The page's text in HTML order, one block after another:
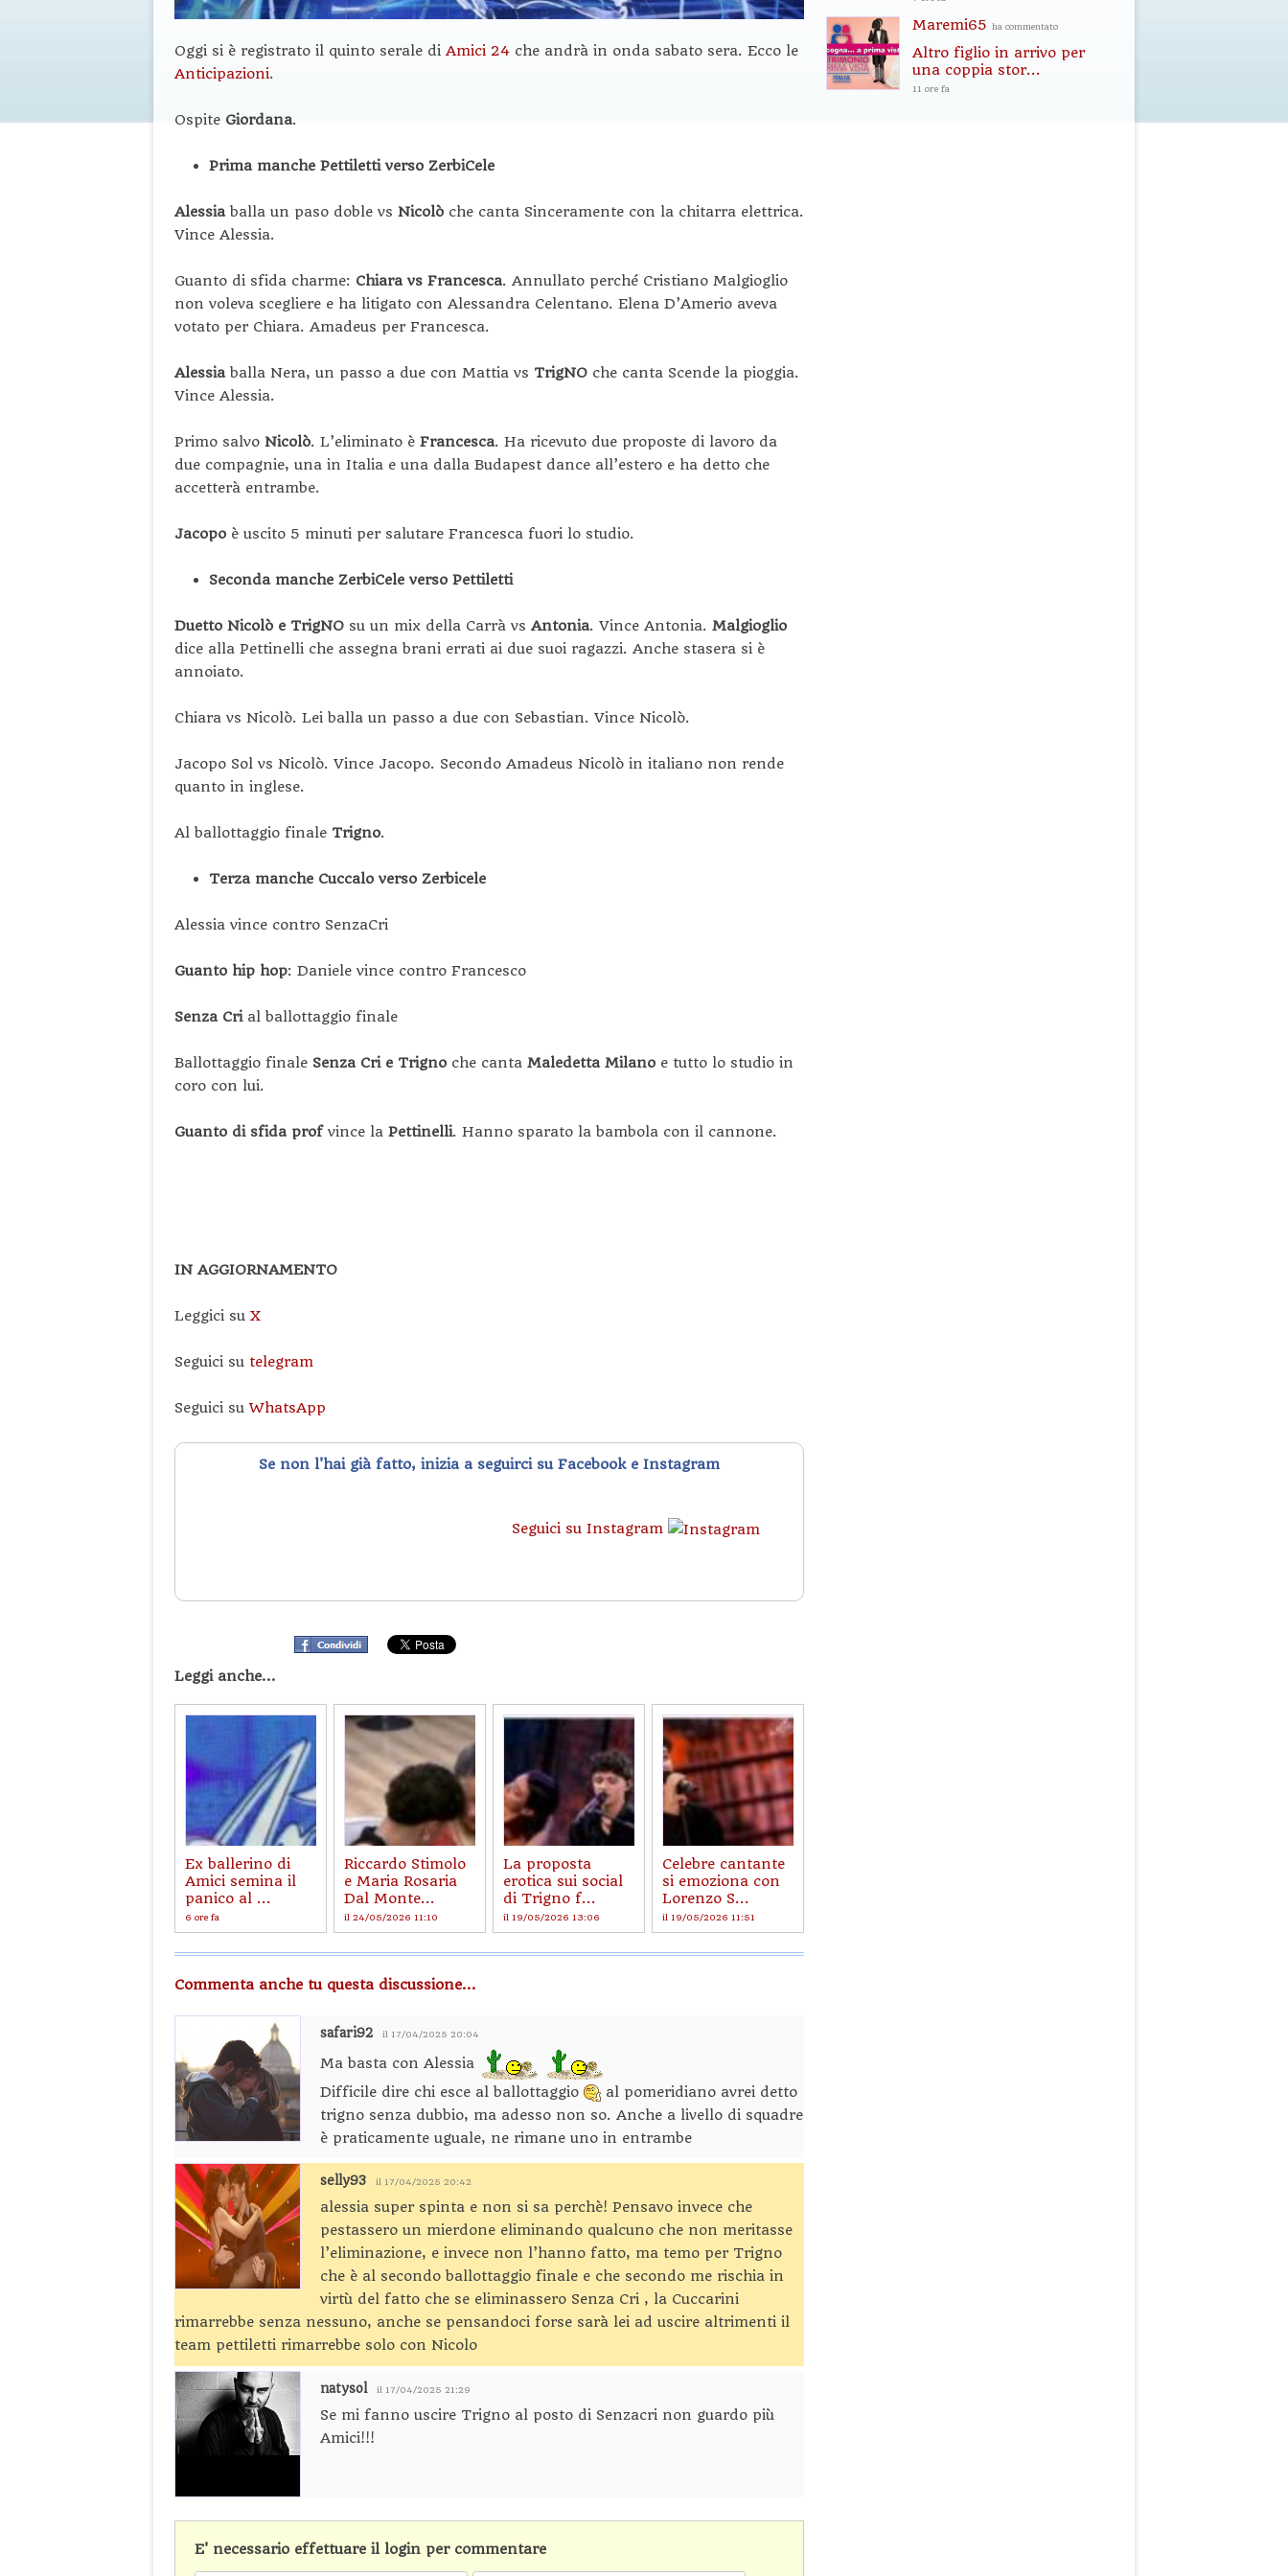
Oggi si è registrato il quinto serale di Amici 24 che andrà in onda sabato sera. Ecco le
Anticipazioni.
Ospite Giordana.
Prima manche Pettiletti verso ZerbiCele
Alessiaballa un paso doble vs Nicolò che canta Sinceramente con la chitarra elettrica.
Vince Alessia.
Guanto di sfida charme: Chiara vs Francesca. Annullato perché Cristiano Malgioglio
non voleva scegliere e ha litigato con Alessandra Celentano. Elena D’Amerio aveva
votato per Chiara. Amadeus per Francesca.
Alessiaballa Nera, un passo a due con Mattia vs TrigNO che canta Scende la pioggia.
Vince Alessia.
Primo salvo Nicolò. L’eliminato è Francesca. Ha ricevuto due proposte di lavoro da
due compagnie, una in Italia e una dalla Budapest dance all’estero e ha detto che
accetterà entrambe.
Jacopo è uscito 5 minuti per salutare Francesca fuori lo studio.
Seconda manche ZerbiCele verso Pettiletti
Duetto Nicolò e TrigNO su un mix della Carrà vs Antonia. Vince Antonia. Malgioglio
dice alla Pettinelli che assegna brani errati ai due suoi ragazzi. Anche stasera si è
annoiato.
Chiara vs Nicolò. Lei balla un passo a due con Sebastian. Vince Nicolò.
Jacopo Sol vs Nicolò. Vince Jacopo. Secondo Amadeus Nicolò in italiano non rende
quanto in inglese.
Al ballottaggio finale Trigno.
Terza manche Cuccalo verso Zerbicele
Alessia vince contro SenzaCri
Guanto hip hop: Daniele vince contro Francesco
Senza Crial ballottaggio finale
Ballottaggio finale Senza Cri e Trigno che canta Maledetta Milano e tutto lo studio in
coro con lui.
Guanto di sfida profvince la Pettinelli. Hanno sparato la bambola con il cannone.
IN AGGIORNAMENTO
Leggici su X
Seguici su telegram
Seguici suWhatsApp
Se non l'hai già fatto, inizia a seguirci su Facebook e Instagram
Seguici su Instagram
Leggi anche...
Ex ballerino di
Amici semina il
panico al ...
6 ore fa
Riccardo Stimolo
e Maria Rosaria
Dal Monte...
il 24/05/2026 11:10
La proposta
erotica sui social
di Trigno f...
il 19/05/2026 13:06
Celebre cantante
si emoziona con
Lorenzo S...
il 19/05/2026 11:51
Commenta anche tu questa discussione...
safari92 il 17/04/2025 20:04
Ma basta con Alessia
Difficile dire chi esce al ballottaggio
al pomeridiano avrei detto
trigno senza dubbio, ma adesso non so. Anche a livello di squadre
è praticamente uguale, ne rimane uno in entrambe
selly93 il 17/04/2025 20:42
alessia super spinta e non si sa perchè! Pensavo invece che
pestassero un mierdone eliminando qualcuno che non meritasse
l’eliminazione, e invece non l’hanno fatto, ma temo per Trigno
che è al secondo ballottaggio finale e che secondo me rischia in
virtù del fatto che se eliminassero Senza Cri , la Cuccarini
rimarrebbe senza nessuno, anche se pensandoci forse sarà lei ad uscire altrimenti il
team pettiletti rimarrebbe solo con Nicolo
natysol il 17/04/2025 21:29
Se mi fanno uscire Trigno al posto di Senzacri non guardo più
Amici!!!
E' necessario effettuare il login per commentare
Maremi65 ha commentato
Altro figlio in arrivo per
una coppia stor...
11 ore fa